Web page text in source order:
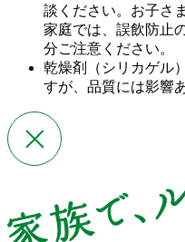
談ください。お子さ
家庭では、誤飲防止
分ご注意ください。
乾燥剤（シリカゲル
すが、品質には影響